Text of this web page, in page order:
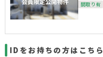
間取り有
IDをお持ちの方はこちら